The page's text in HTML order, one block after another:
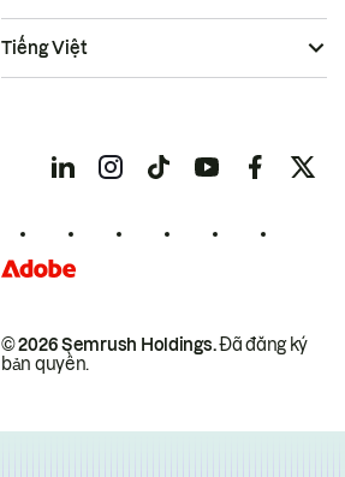
© 2026 Semrush Holdings.Đã đăng ký
bản quyền.
Tiếng Việt